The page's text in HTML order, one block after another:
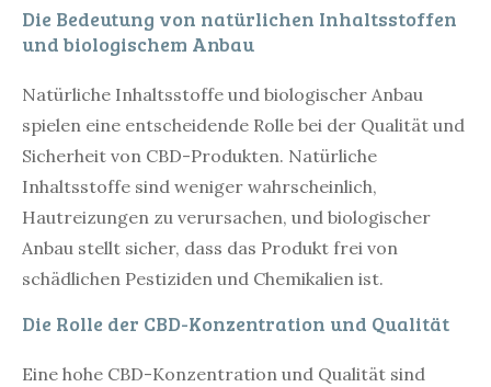
Die Bedeutung von natürlichen Inhaltsstoffen
und biologischem Anbau
Natürliche Inhaltsstoffe und biologischer Anbau
spielen eine entscheidende Rolle bei der Qualität und
Sicherheit von CBD-Produkten. Natürliche
Inhaltsstoffe sind weniger wahrscheinlich,
Hautreizungen zu verursachen, und biologischer
Anbau stellt sicher, dass das Produkt frei von
schädlichen Pestiziden und Chemikalien ist.
Die Rolle der CBD-Konzentration und Qualität
Eine hohe CBD-Konzentration und Qualität sind